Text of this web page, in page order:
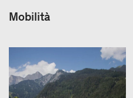
Mobilità